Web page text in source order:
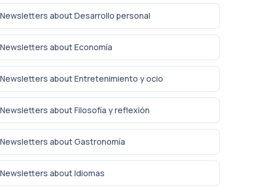
Newsletters about Desarrollo personal
Newsletters about Economía
Newsletters about Entretenimiento y ocio
Newsletters about Filosofía y reflexión
Newsletters about Gastronomía
Newsletters about Idiomas